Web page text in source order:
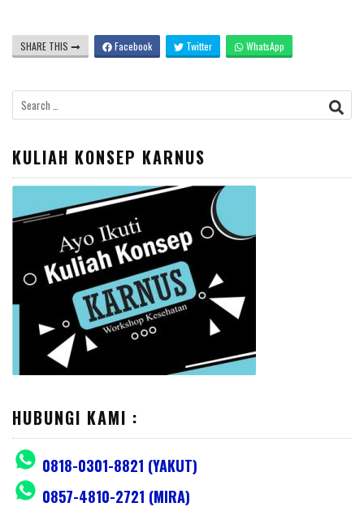
SHARE THIS Facebook Twitter WhatsApp
Search
for:
KULIAH KONSEP KARNUS
HUBUNGI KAMI :
0818-0301-8821 (YAKUT)
0857-4810-2721 (MIRA)